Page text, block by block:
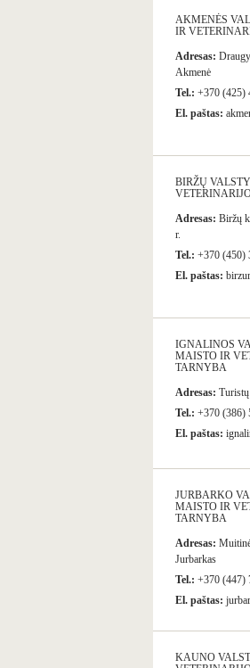
AKMENĖS
IR
Adresas:
Akmenė
Tel.: +370 (425)
El. paštas:
BIRŽŲ
Adresas: Biržų
r.
Tel.: +370 (450)
El. paštas:
IGNALINOS
MAISTO IR
TARNYBA
Adresas:
Tel.: +370 (386)
El. paštas:
JURBARKO
MAISTO IR
TARNYBA
Adresas:
Jurbarkas
Tel.: +370 (447)
El. paštas:
KAUNO